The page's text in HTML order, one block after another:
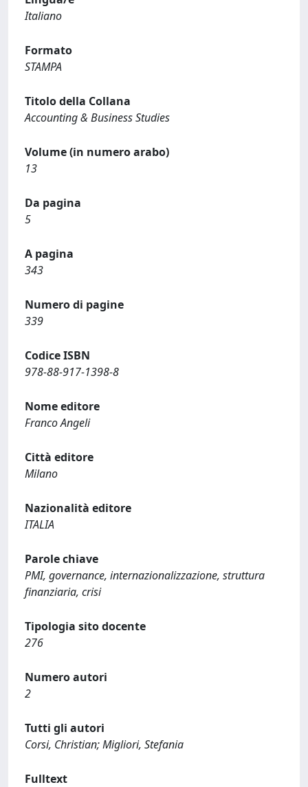
Italiano
Formato
STAMPA
Titolo della Collana
Accounting & Business Studies
Volume (in numero arabo)
13
Da pagina
5
A pagina
343
Numero di pagine
339
Codice ISBN
978-88-917-1398-8
Nome editore
Franco Angeli
Città editore
Milano
Nazionalità editore
ITALIA
Parole chiave
PMI, governance, internazionalizzazione, struttura
finanziaria, crisi
Tipologia sito docente
276
Numero autori
2
Tutti gli autori
Corsi, Christian; Migliori, Stefania
Fulltext